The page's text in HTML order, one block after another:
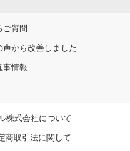
ご質問
声から改善しました
事情報
株式会社について
商取引法に関して